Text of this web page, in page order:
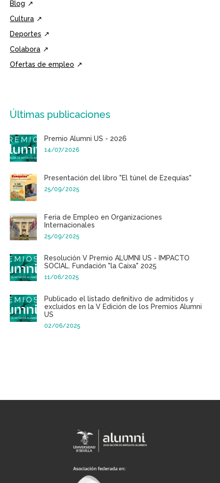
Blog
Cultura
Deportes
Colabora
Ofertas de empleo
Últimas publicaciones
Premio Alumni US - 2026
14/07/2026
Presentación del libro "El túnel de Ezequías"
25/09/2025
Feria de Empleo en Organizaciones
Internacionales
25/09/2025
Resolución V Premio ALUMNI US - IMPACTO
SOCIAL. Fundación "la Caixa" 2025
11/06/2025
Publicado el listado definitivo de admitidos y
excluidos en la V Edición de los Premios Alumni
US
02/06/2025